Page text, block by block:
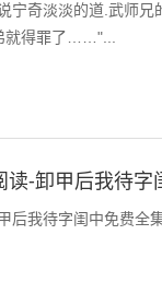
宁奇淡淡的道.武师
就得罪了……"...
-卸甲后我待字
后我待字闺中免费全